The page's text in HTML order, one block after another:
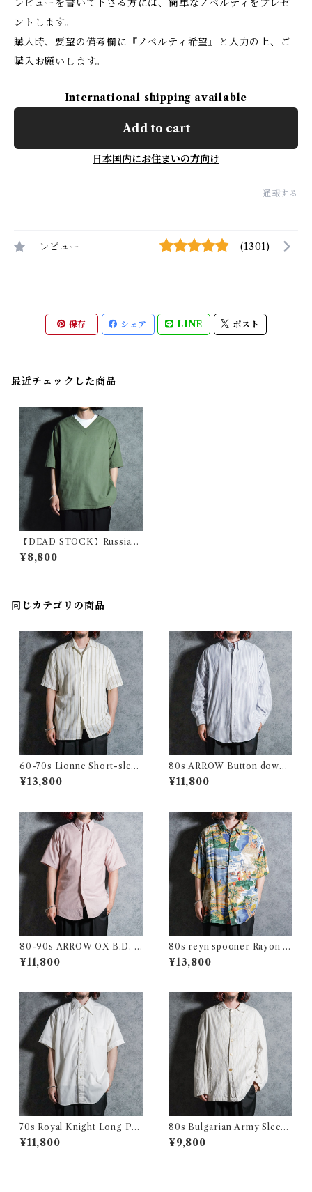
レビューを書いて下さる方には、簡単なノベルティをプレゼ
ントします。
購入時、要望の備考欄に『ノベルティ希望』と入力の上、ご
購入お願いします。
International shipping available
Add to cart
日本国内にお住まいの方向け
通報する
レビュー (1301)
保存 シェア LINE ポスト
最近チェックした商品
【DEAD STOCK】Russian
Army Short-sleeve V-neck
Sleeping Shirts ロシア軍 半
¥8,800
同じカテゴリの商品
60-70s Lionne Short-sleev
e Stripe Shirts フランス製 半
袖 ストライプ シャツ
¥13,800
80s ARROW Button down
Oxford Shirts アロー ボタン
ダウン オックスフォード シャ
¥11,800
80-90s ARROW OX B.D. S
hirts アロー オックスフォー
ド 半袖 ボタンダウン シャツ
¥11,800
80s reyn spooner Rayon Al
oha Shirts レインスプーナー
レーヨン アロハシャツ
¥13,800
70s Royal Knight Long Poi
nt Collar Shirts ロイヤルナ
イト ロングポイント 半袖 シャ
¥11,800
80s Bulgarian Army Sleepi
ng Shirts Coverall ブルガリ
ア軍 スリーピング シャツ カバ
¥9,800